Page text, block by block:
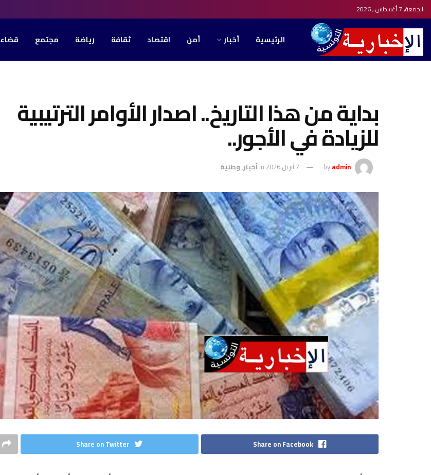
الجمعة, 7 أغسطس , 2026
الرئيسية أخبار أمن اقتصاد ثقافة رياضة مجتمع قضاء
بداية من هذا التاريخ.. اصدار الأوامر الترتيبية
للزيادة في الأجور..
byadmin 7 أبريل 2026 inأخبار,وطنية
Share on Facebook
Share on Twitter